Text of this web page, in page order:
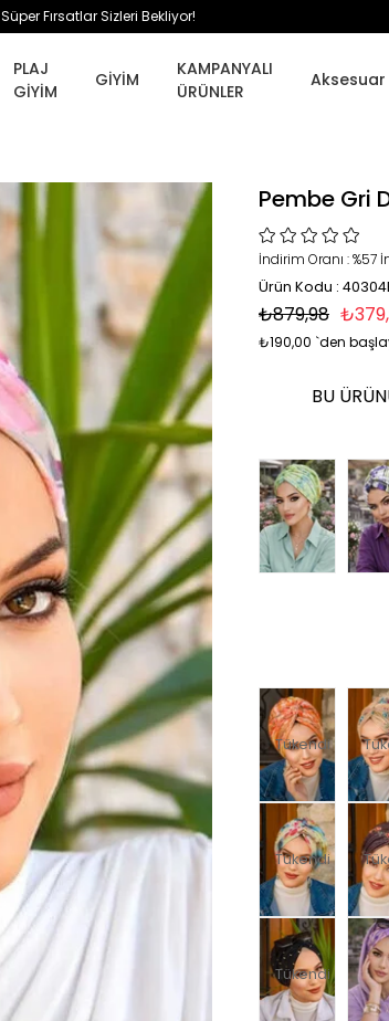
Süper Fırsatlar Sizleri Bekliyor!
PLAJ
GİYİM
GİYİM
KAMPANYALI
ÜRÜNLER
Aksesuar
Pembe Gri
İndirim Oranı :%57
Ürün Kodu :
₺879,98
₺190,00 `den
BU
Tükendi
Tükendi
Tükendi